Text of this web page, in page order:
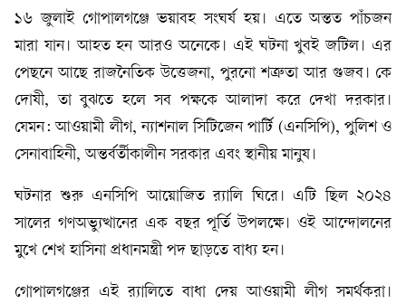
১৬ জুলাই গোপালগঞ্জে ভয়াবহ সংঘর্ষ হয়। এতে অন্তত পাঁচজন
মারা যান। আহত হন আরও অনেকে। এই ঘটনা খুবই জটিল। এর
পেছনে আছে রাজনৈতিক উত্তেজনা, পুরনো শত্রুতা আর গুজব। কে
দোষী, তা বুঝতে হলে সব পক্ষকে আলাদা করে দেখা দরকার।
যেমন: আওয়ামী লীগ, ন্যাশনাল সিটিজেন পার্টি (এনসিপি), পুলিশ ও
সেনাবাহিনী, অন্তর্বর্তীকালীন সরকার এবং স্থানীয় মানুষ।
ঘটনার শুরু এনসিপি আয়োজিত র‍্যালি ঘিরে। এটি ছিল ২০২৪
সালের গণঅভ্যুত্থানের এক বছর পূর্তি উপলক্ষে। ওই আন্দোলনের
মুখে শেখ হাসিনা প্রধানমন্ত্রী পদ ছাড়তে বাধ‍্য হন।
গোপালগঞ্জের এই র‍্যালিতে বাধা দেয় আওয়ামী লীগ সমর্থকরা।